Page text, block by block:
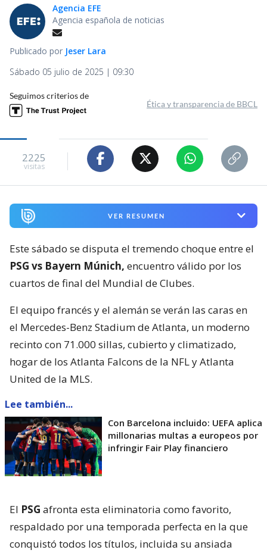
Agencia EFE
Agencia española de noticias
Publicado por Jeser Lara
Sábado 05 julio de 2025 | 09:30
Seguimos criterios de
Ética y transparencia de BBCL
2225
visitas
VER RESUMEN
Este sábado se disputa el tremendo choque entre el
PSG vs Bayern Múnich, encuentro válido por los
cuartos de final del Mundial de Clubes.
El equipo francés y el alemán se verán las caras en
el Mercedes-Benz Stadium de Atlanta, un moderno
recinto con 71.000 sillas, cubierto y climatizado,
hogar de los Atlanta Falcons de la NFL y Atlanta
United de la MLS.
Lee también...
Con Barcelona incluido: UEFA aplica
millonarias multas a europeos por
infringir Fair Play financiero
El PSG afronta esta eliminatoria como favorito,
respaldado por una temporada perfecta en la que
conquistó todos los títulos, incluida su ansiada